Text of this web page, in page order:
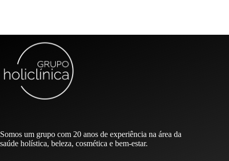
Somos um grupo com 20 anos de experiência na área da
saúde holística, beleza, cosmética e bem-estar.